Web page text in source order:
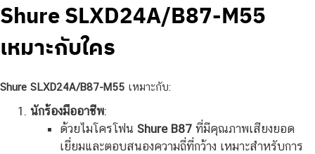
Shure SLXD24A/B87-M55
เหมาะกับใคร
Shure SLXD24A/B87-M55 เหมาะกับ:
นักร้องมืออาชีพ:
ด้วยไมโครโฟน Shure B87 ที่มีคุณภาพเสียงยอด
เยี่ยมและตอบสนองความถี่ที่กว้าง เหมาะสำหรับการ